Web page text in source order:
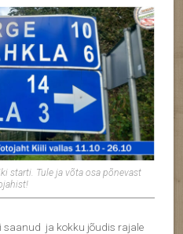
starti. Tule ja võta osa põnevast
saanud ja kokku jõudis rajale